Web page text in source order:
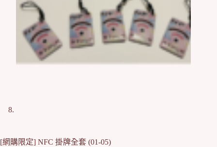
[網購限定] NFC 掛牌全套 (01-05)